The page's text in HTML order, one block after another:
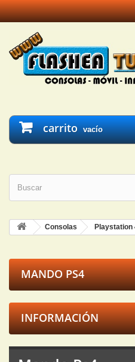
carrito vacío
Consolas Playstation
MANDO PS4
INFORMACIÓN